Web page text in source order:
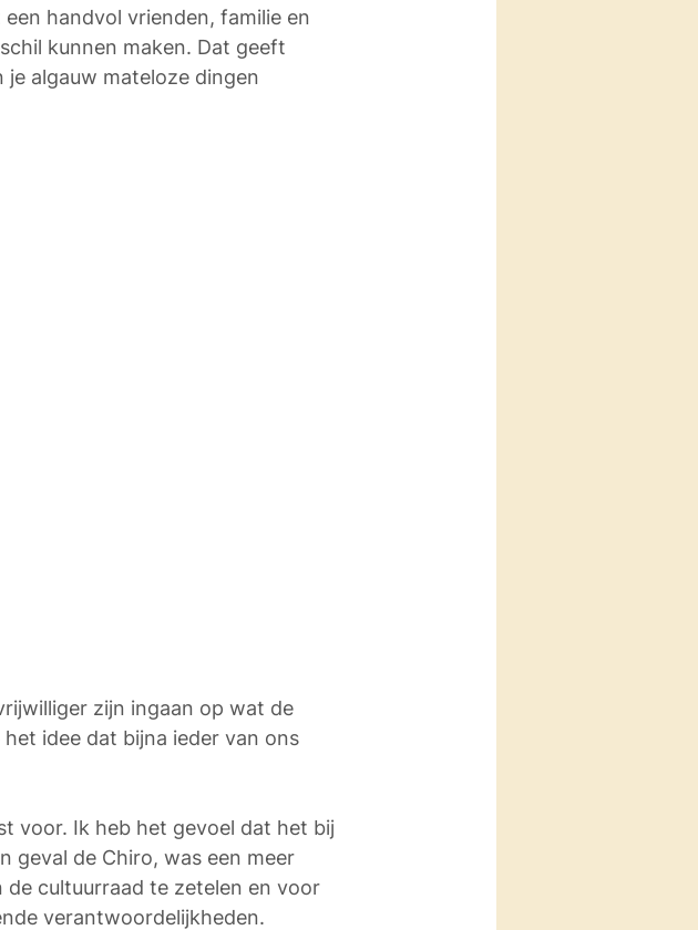
een handvol vrienden, familie en
kunnen maken. Dat geeft
algauw mateloze dingen
zijn ingaan op wat de
idee dat bijna ieder van ons
voor. Ik heb het gevoel dat het bij
geval de Chiro, was een meer
cultuurraad te zetelen en voor
verantwoordelijkheden.